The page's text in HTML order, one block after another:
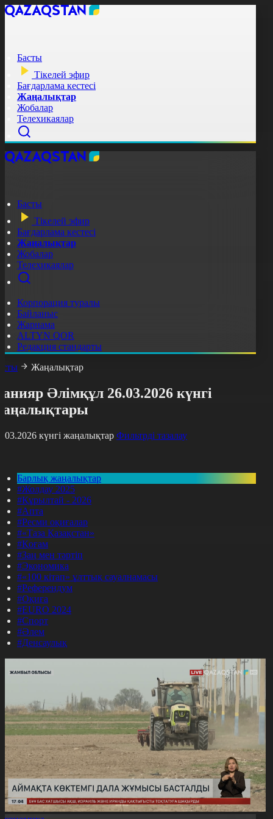
Басты
Тікелей эфир
Бағдарлама кестесі
Жаңалықтар
Жобалар
Телехикаялар
Басты
Тікелей эфир
Бағдарлама кестесі
Жаңалықтар
Жобалар
Телехикаялар
Корпорация туралы
Байланыс
Жарнама
ALTYN QOR
Редакция стандарты
Жаңалықтар
Әлімқұл 26.03.2026 күнгі
күнгі жаңалықтар Фильтрді тазалау
Барлық жаңалықтар
#Жолдау 2025
#Құрылтай - 2026
#Апта
#Ресми оқиғалар
#«Таза Қазақстан»
#Қоғам
#Заң мен тәртіп
#Экономика
#«100 кітап» ұлттық сауалнамасы
#Референдум
#Оқиға
#EURO 2024
#Спорт
#Әлем
#Денсаулық